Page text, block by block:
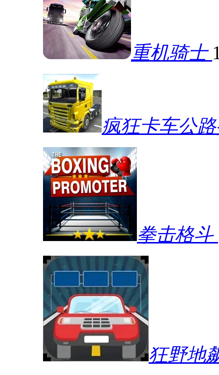
重机骑士
疯狂卡车公
拳击格斗
狂野地